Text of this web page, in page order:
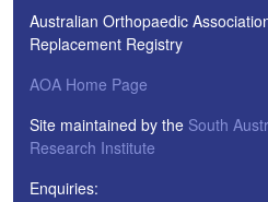
Australian Orthopaedic
Replacement Registry
AOA Home Page
Site maintained by the South
Research Institute
Enquiries: